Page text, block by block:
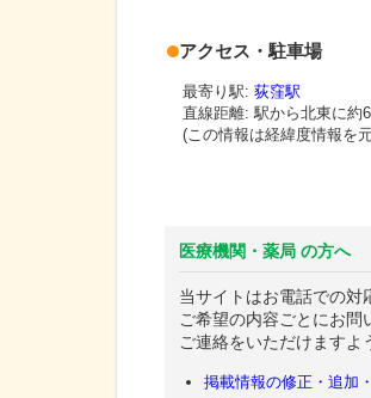
アクセス・駐車場
最寄り駅: 荻窪駅
直線距離: 駅から北東に約
(この情報は経緯度情報を
医療機関・薬局 の方へ
当サイトはお電話での対
ご希望の内容ごとにお問
ご連絡をいただけますよ
掲載情報の修正・追加